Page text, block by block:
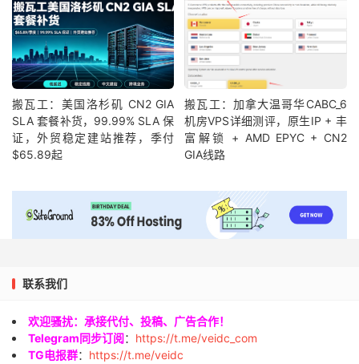
搬瓦工：美国洛杉矶 CN2 GIA
SLA 套餐补货，99.99% SLA 保
证，外贸稳定建站推荐，季付
$65.89起
搬瓦工：加拿大温哥华CABC_6
机房VPS详细测评，原生IP + 丰
富解锁 + AMD EPYC + CN2
GIA线路
联系我们
欢迎骚扰：承接代付、投稿、广告合作！
Telegram同步订阅： https://t.me/veidc_com
TG电报群： https://t.me/veidc